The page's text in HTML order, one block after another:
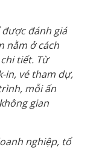
đánh giá
nằm ở cách
tiết. Từ
in, vé tham dự,
mỗi ấn
gian
nghiệp, tổ